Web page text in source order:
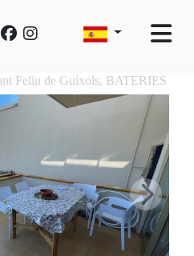
Feliu de Guíxols, BATERIES